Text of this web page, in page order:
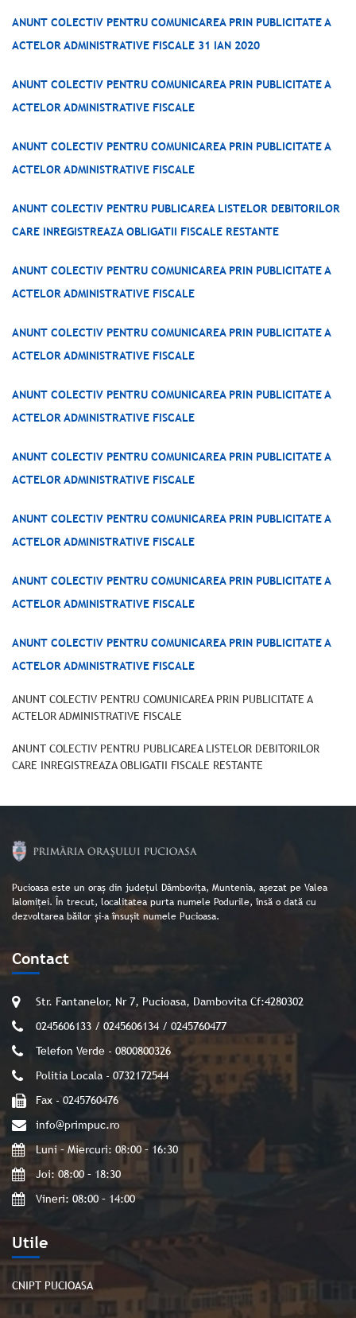
ANUNT COLECTIV PENTRU COMUNICAREA PRIN PUBLICITATE A
ACTELOR ADMINISTRATIVE FISCALE 31 IAN 2020
ANUNT COLECTIV PENTRU COMUNICAREA PRIN PUBLICITATE A
ACTELOR ADMINISTRATIVE FISCALE
ANUNT COLECTIV PENTRU COMUNICAREA PRIN PUBLICITATE A
ACTELOR ADMINISTRATIVE FISCALE
ANUNT COLECTIV PENTRU PUBLICAREA LISTELOR DEBITORILOR
CARE INREGISTREAZA OBLIGATII FISCALE RESTANTE
ANUNT COLECTIV PENTRU COMUNICAREA PRIN PUBLICITATE A
ACTELOR ADMINISTRATIVE FISCALE
ANUNT COLECTIV PENTRU COMUNICAREA PRIN PUBLICITATE A
ACTELOR ADMINISTRATIVE FISCALE
ANUNT COLECTIV PENTRU COMUNICAREA PRIN PUBLICITATE A
ACTELOR ADMINISTRATIVE FISCALE
ANUNT COLECTIV PENTRU COMUNICAREA PRIN PUBLICITATE A
ACTELOR ADMINISTRATIVE FISCALE
ANUNT COLECTIV PENTRU COMUNICAREA PRIN PUBLICITATE A
ACTELOR ADMINISTRATIVE FISCALE
ANUNT COLECTIV PENTRU COMUNICAREA PRIN PUBLICITATE A
ACTELOR ADMINISTRATIVE FISCALE
ANUNT COLECTIV PENTRU COMUNICAREA PRIN PUBLICITATE A
ACTELOR ADMINISTRATIVE FISCALE
ANUNT COLECTIV PENTRU COMUNICAREA PRIN PUBLICITATE A
ACTELOR ADMINISTRATIVE FISCALE
ANUNT COLECTIV PENTRU PUBLICAREA LISTELOR DEBITORILOR
CARE INREGISTREAZA OBLIGATII FISCALE RESTANTE
Pucioasa este un oraș din județul Dâmbovița, Muntenia, așezat pe Valea
Ialomiței. În trecut, localitatea purta numele Podurile, însă o dată cu
dezvoltarea băilor și-a însușit numele Pucioasa.
Utile
CNIPT PUCIOASA
Contact
Str. Fantanelor, Nr 7, Pucioasa, Dambovita Cf:4280302
0245606133 / 0245606134 / 0245760477
Telefon Verde - 0800800326
Politia Locala - 0732172544
Fax - 0245760476
info@primpuc.ro
Luni – Miercuri: 08:00 – 16:30
Joi: 08:00 – 18:30
Vineri: 08:00 – 14:00